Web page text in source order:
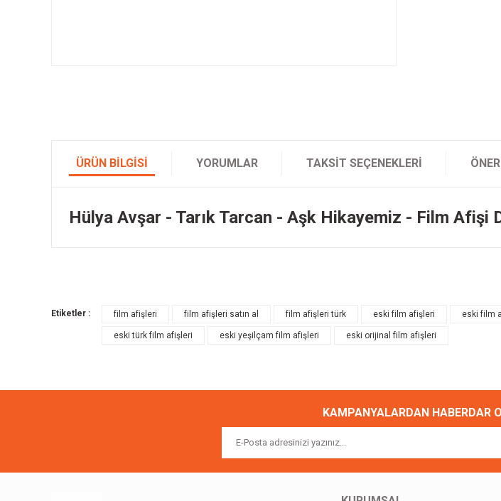
ÜRÜN BILGISI YORUMLAR TAKSIT SEÇENEKLERI
Hülya Avşar - Tarık Tarcan - Aşk Hikayemiz - Film Afişi
Ürün resmi kalitesiz, bozuk veya görüntülenemiyor.
Ürün açıklamasında eksik bilgiler bulunuyor.
Etiketler : film afişleri film afişleri satın al film afişleri türk eski film afişleri eski film
eski türk film afişleri eski yeşilçam film afişleri eski orijinal film afişleri
KAMPANYALARDAN HABERDAR